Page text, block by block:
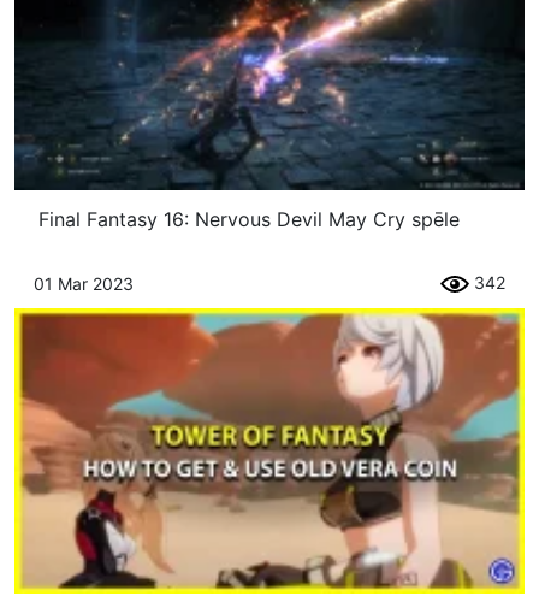
Final Fantasy 16: Nervous Devil May Cry spēle
01 Mar 2023 342